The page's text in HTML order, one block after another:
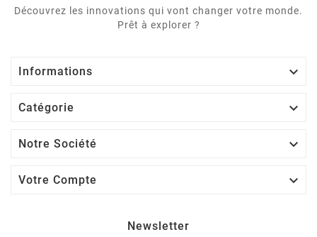
Découvrez les innovations qui vont changer votre monde.
Prêt à explorer ?
Informations 
Catégorie 
Notre Société 
Votre Compte 
Newsletter